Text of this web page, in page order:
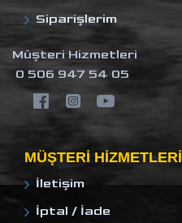
Siparişlerim
Müşteri Hizmetleri
0 506 947 54 05
MÜŞTERI HIZMETLERI
İletişim
İptal / İade